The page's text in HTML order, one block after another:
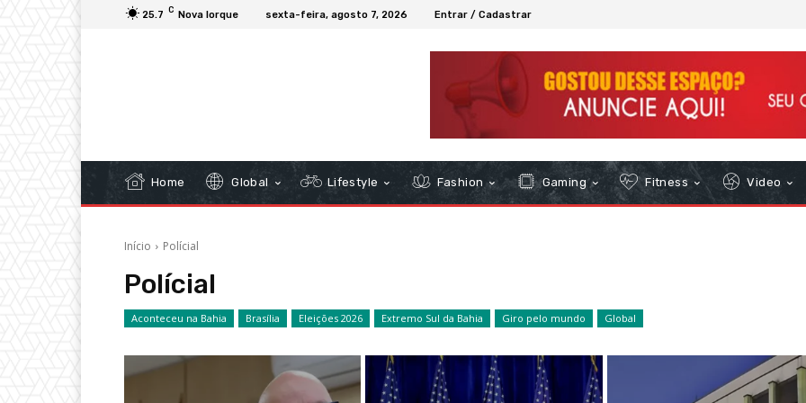
25.7 C Nova Iorque sexta-feira, agosto 7, 2026 Entrar / Cadastrar
Home Global Lifestyle Fashion Gaming Fitness Video
Início Polícial
Polícial
Aconteceu na Bahia Brasília Eleições 2026 Extremo Sul da Bahia Giro pelo mundo Global